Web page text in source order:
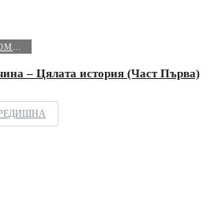
– Цялата история (Част Първа)